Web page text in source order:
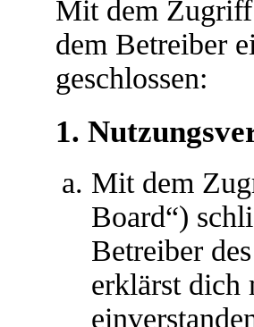
Mit dem
dem Betreiber
geschlossen:
1.
Mit dem
Board“)
Betreiber
erklärst dich